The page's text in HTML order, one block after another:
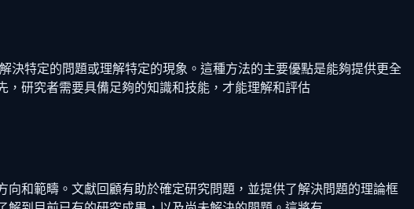
決特定的問題或理解特定的現象。這種方法的主要優點是能夠提供更全
研究者需要具備足夠的知識和技能，才能理解和評估
和範疇。文獻回顧有助於確定研究問題，並提供了解決問題的理論框